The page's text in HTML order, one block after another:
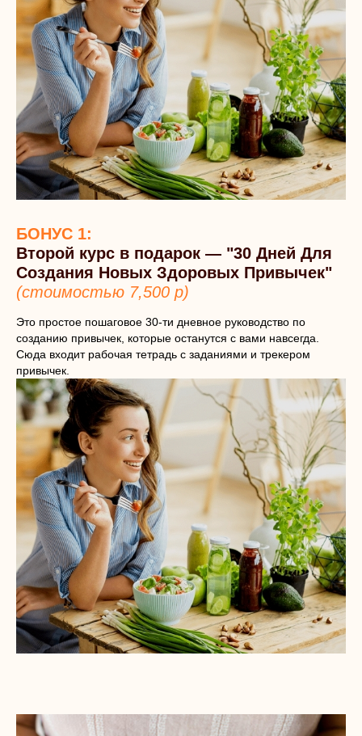
БОНУС 1:
Второй курс в подарок — "30 Дней Для
Создания Новых Здоровых Привычек"
(стоимостью 7,500 р)
Это простое пошаговое 30-ти дневное руководство по
созданию привычек, которые останутся с вами навсегда.
Сюда входит рабочая тетрадь с заданиями и трекером
привычек.